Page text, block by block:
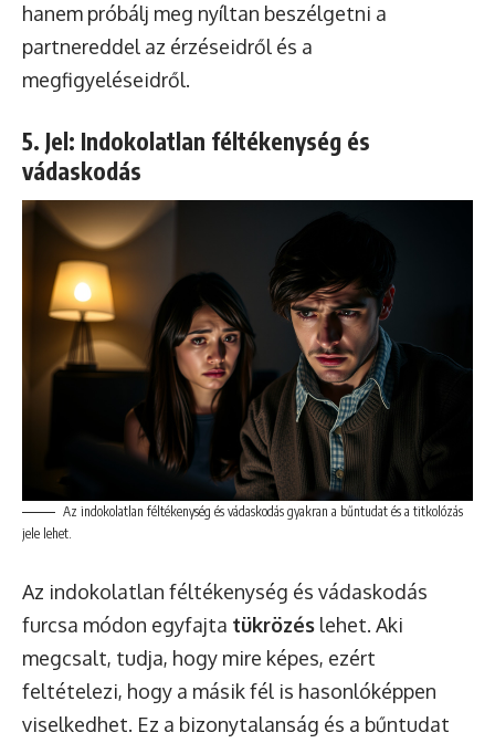
hanem próbálj meg nyíltan beszélgetni a
partnereddel az érzéseidről és a
megfigyeléseidről.
5. Jel: Indokolatlan féltékenység és
vádaskodás
Az indokolatlan féltékenység és vádaskodás gyakran a bűntudat és a titkolózás
jele lehet.
Az indokolatlan féltékenység és vádaskodás
furcsa módon egyfajta tükrözés lehet. Aki
megcsalt, tudja, hogy mire képes, ezért
feltételezi, hogy a másik fél is hasonlóképpen
viselkedhet. Ez a bizonytalanság és a bűntudat